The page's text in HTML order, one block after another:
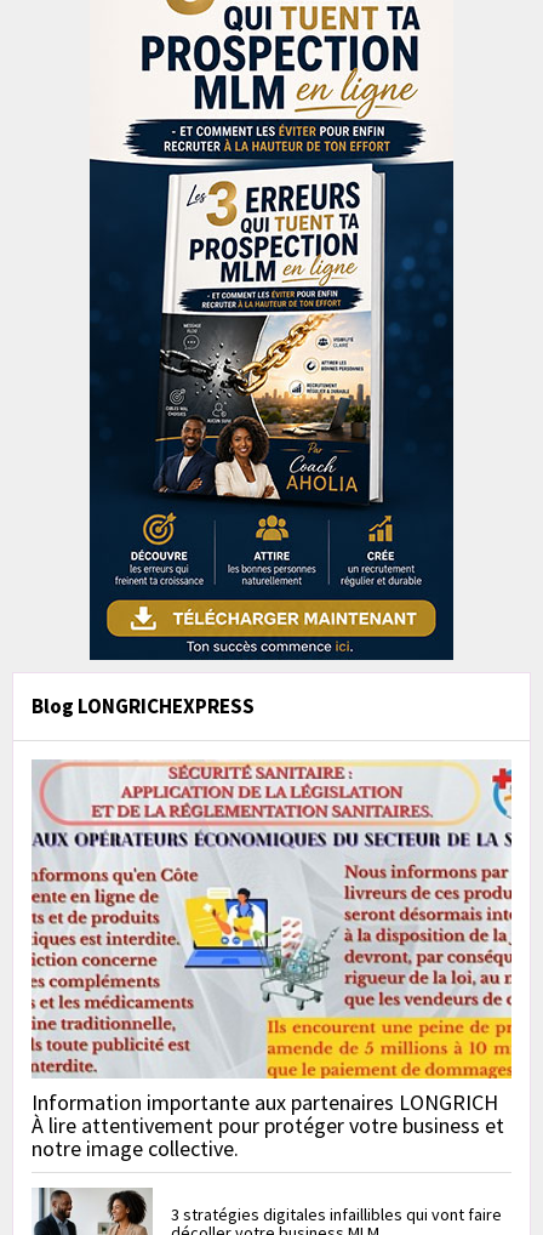
Blog LONGRICHEXPRESS
Information importante aux partenaires LONGRICH
À lire attentivement pour protéger votre business et
notre image collective.
3 stratégies digitales infaillibles qui vont faire